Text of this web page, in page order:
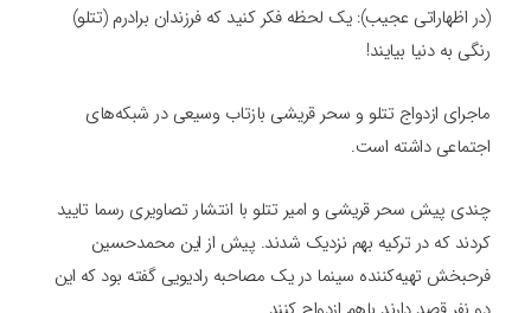
(در اظهاراتی عجیب): یک لحظه فکر کنید که فرزندان برادرم (تتلو)
رنگی به دنیا بیایند!
ماجرای ازدواج تتلو و سحر قریشی بازتاب وسیعی در شبکه‌های
اجتماعی داشته است.
چندی پیش سحر قریشی و امیر تتلو با انتشار تصاویری رسما تایید
کردند که در ترکیه بهم نزدیک شدند. پیش از این محمدحسین
فرحبخش تهیه‌کننده سینما در یک مصاحبه رادیویی گفته بود که این